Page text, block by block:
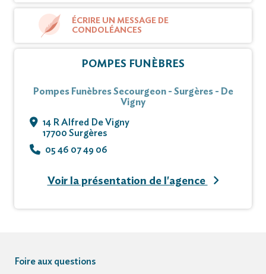
ÉCRIRE UN MESSAGE DE
CONDOLÉANCES
POMPES FUNÈBRES
Pompes Funèbres Secourgeon - Surgères - De
Vigny
14 R Alfred De Vigny
17700 Surgères
05 46 07 49 06
Voir la présentation de l'agence
Foire aux questions